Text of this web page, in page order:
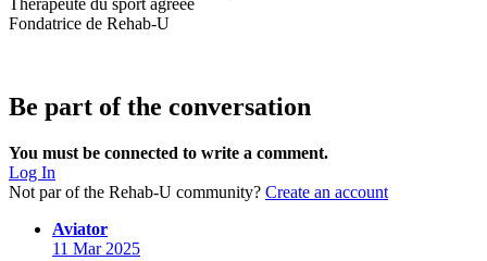
Fondatrice de Rehab-U
Be part of the conversation
You must be connected to write a comment.
Log In
Not par of the Rehab-U community? Create an account
Aviatorsays:
11 Mar 2025